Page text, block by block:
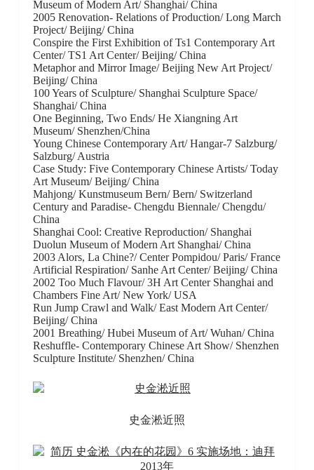
Museum of Modern Art/ Shanghai/ China
2005 Renovation- Relations of Production/ Long March
Project/ Beijing/ China
Conspire the First Exhibition of Ts1 Contemporary Art
Center/ TS1 Art Center/ Beijing/ China
Metaphor and Mirror Image/ Beijing New Art Project/
Beijing/ China
100 Years of Sculpture/ Shanghai Sculpture Space/
Shanghai/ China
One Beginning, Two Ends/ He Xiangning Art
Museum/ Shenzhen/China
Young Chinese Contemporary Art/ Hangar-7 Salzburg/
Salzburg/ Austria
Case Study: Five Contemporary Chinese Artists/ Today
Art Museum/ Beijing/ China
Mahjong/ Kunstmuseum Bern/ Bern/ Switzerland
Century and Paradise- Chengdu Biennale/ Chengdu/
China
Shanghai Cool: Creative Reproduction/ Shanghai
Duolun Museum of Modern Art Shanghai/ China
2003 Alors, La Chine?/ Center Pompidou/ Paris/ France
Artificial Respiration/ Sanhe Art Center/ Beijing/ China
2002 Too Much Flavour/ 3H Art Center Shanghai and
Chambers Fine Art/ New York/ USA
Run Jump Crawl and Walk/ East Modern Art Center/
Beijing/ China
2001 Breathing/ Hubei Museum of Art/ Wuhan/ China
Reshuffle- Contemporary Chinese Art Show/ Shenzhen
Sculpture Institute/ Shenzhen/ China
史金淞近照